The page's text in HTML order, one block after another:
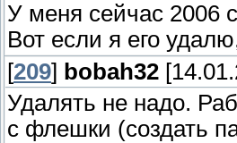
У меня сейчас 2006
Вот если я его
[209] bobah32
Удалять не надо.
с флешки (создать